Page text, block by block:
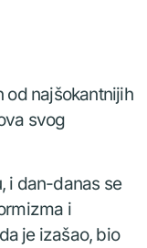
od najšokantnijih
svog
i dan-danas se
i
je izašao, bio